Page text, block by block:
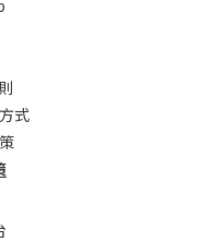
式